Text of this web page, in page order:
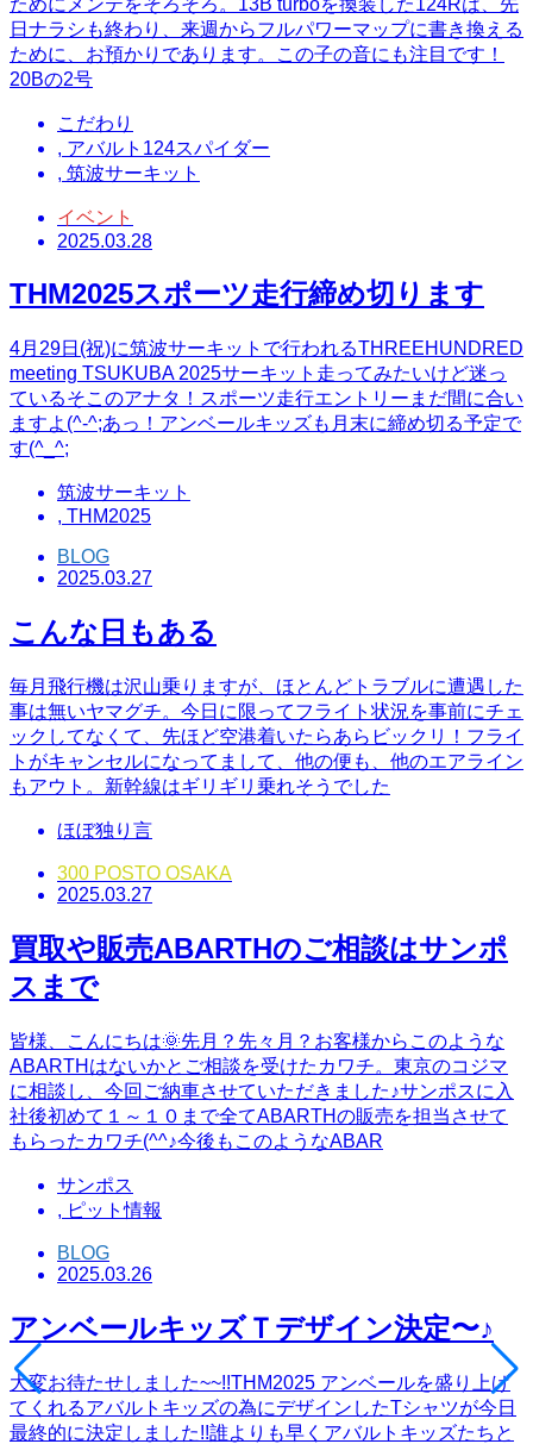
日ナラシも終わり、来週からフルパワーマップに書き換える
ために、お預かりであります。この子の音にも注目です！
20Bの2号
こだわり
, アバルト124スパイダー
, 筑波サーキット
イベント
2025.03.28
THM2025スポーツ走行締め切ります
4月29日(祝)に筑波サーキットで行われるTHREEHUNDRED
meeting TSUKUBA 2025サーキット走ってみたいけど迷っ
ているそこのアナタ！スポーツ走行エントリーまだ間に合い
ますよ(^-^;あっ！アンベールキッズも月末に締め切る予定で
す(^_^;
筑波サーキット
, THM2025
BLOG
2025.03.27
こんな日もある
毎月飛行機は沢山乗りますが、ほとんどトラブルに遭遇した
事は無いヤマグチ。今日に限ってフライト状況を事前にチェ
ックしてなくて、先ほど空港着いたらあらビックリ！フライ
トがキャンセルになってまして、他の便も、他のエアライン
もアウト。新幹線はギリギリ乗れそうでした
ほぼ独り言
300 POSTO OSAKA
2025.03.27
買取や販売ABARTHのご相談はサンポ
スまで
皆様、こんにちは🌞先月？先々月？お客様からこのような
ABARTHはないかとご相談を受けたカワチ。東京のコジマ
に相談し、今回ご納車させていただきました♪サンポスに入
社後初めて１～１０まで全てABARTHの販売を担当させて
もらったカワチ(^^♪今後もこのようなABAR
サンポス
, ピット情報
BLOG
2025.03.26
アンベールキッズＴデザイン決定〜♪
大変お待たせしました~~!!THM2025 アンベールを盛り上げ
てくれるアバルトキッズの為にデザインしたTシャツが今日
最終的に決定しました!!誰よりも早くアバルトキッズたちと